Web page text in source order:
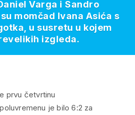
prvu četvrtinu
je bilo 6:2 za
Varga i Sandro
momčad Ivana Asića s
u susretu u kojem
izgleda.